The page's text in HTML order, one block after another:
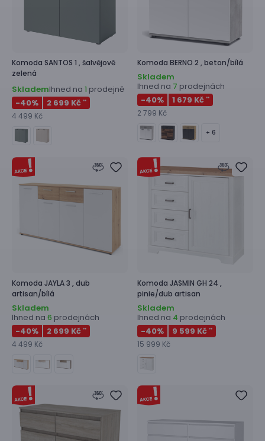
Komoda SANTOS 1 , šalvějově
zelená
SklademIhned na 1 prodejně
-40% 2 699 Kč **
4 499 Kč
Komoda BERNO 2 , beton/bílá
Skladem
Ihned na 7 prodejnách
-40% 1 679 Kč **
2 799 Kč
+ 6
Komoda JAYLA 3 , dub
artisan/bílá
Skladem
Ihned na 6 prodejnách
-40% 2 699 Kč **
4 499 Kč
Komoda JASMIN GH 24 ,
pinie/dub artisan
Skladem
Ihned na 4 prodejnách
-40% 9 599 Kč **
15 999 Kč